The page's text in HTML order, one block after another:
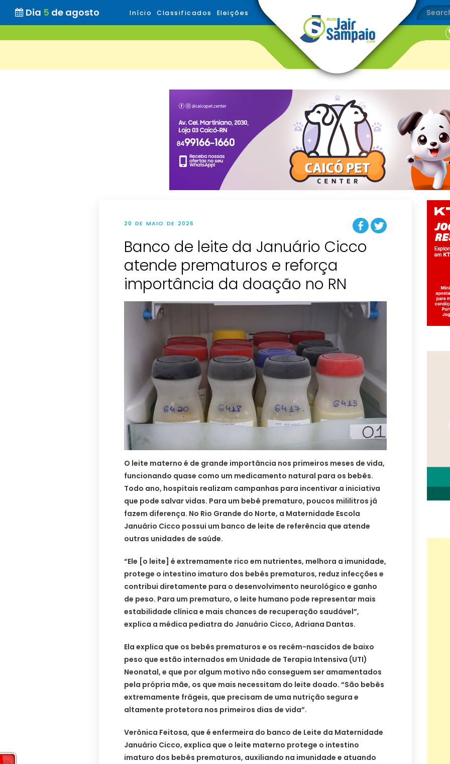
Dia 5 de agosto Início Classificados Eleições
20 DE MAIO DE 2026
Banco de leite da Januário Cicco
atende prematuros e reforça
importância da doação no RN
O leite materno é de grande importância nos primeiros meses de vida,
funcionando quase como um medicamento natural para os bebês.
Todo ano, hospitais realizam campanhas para incentivar a iniciativa
que pode salvar vidas. Para um bebê prematuro, poucos mililitros já
fazem diferença. No Rio Grande do Norte, a Maternidade Escola
Januário Cicco possui um banco de leite de referência que atende
outras unidades de saúde.
“Ele [o leite] é extremamente rico em nutrientes, melhora a imunidade,
protege o intestino imaturo dos bebês prematuros, reduz infecções e
contribui diretamente para o desenvolvimento neurológico e ganho
de peso. Para um prematuro, o leite humano pode representar mais
estabilidade clínica e mais chances de recuperação saudável”,
explica a médica pediatra do Januário Cicco, Adriana Dantas.
Ela explica que os bebês prematuros e os recém-nascidos de baixo
peso que estão internados em Unidade de Terapia Intensiva (UTI)
Neonatal, e que por algum motivo não conseguem ser amamentados
pela própria mãe, os que mais necessitam do leite doado. “São bebês
extremamente frágeis, que precisam de uma nutrição segura e
altamente protetora nos primeiros dias de vida”.
Verônica Feitosa, que é enfermeira do banco de Leite da Maternidade
Januário Cicco, explica que o leite materno protege o intestino
imaturo dos bebês prematuros, auxiliando na imunidade e atuando